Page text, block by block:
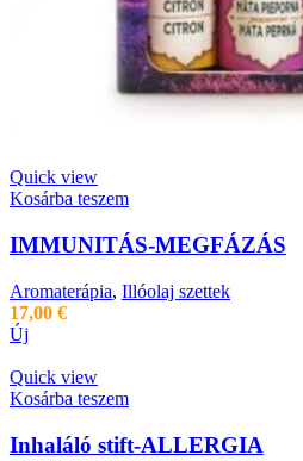
Quick view
Kosárba teszem
IMMUNITÁS-MEGFÁZÁS
Aromaterápia, Illóolaj szettek
17,00 €
Új
Quick view
Kosárba teszem
Inhaláló stift-ALLERGIA